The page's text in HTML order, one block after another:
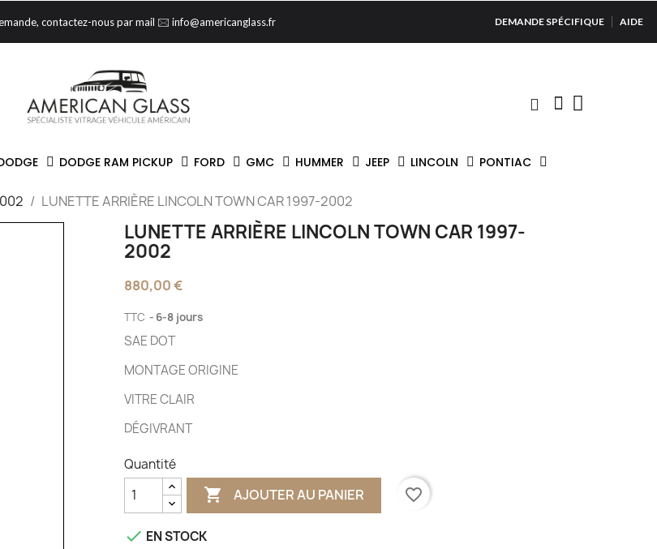
contactez-nous par mail 🖂 info@americanglass.fr DEMANDE SPÉCIFIQUE AIDE
DODGE RAM PICKUP FORD GMC HUMMER JEEP LINCOLN PONTIAC
LUNETTE ARRIÈRE LINCOLN TOWN CAR 1997-2002
LUNETTE ARRIÈRE LINCOLN TOWN CAR 1997-
2002
880,00 €
TTC 6-8 jours
SAE DOT
MONTAGE ORIGINE
VITRE CLAIR
DÉGIVRANT
Quantité
 AJOUTER AU PANIER favorite_border
 EN STOCK